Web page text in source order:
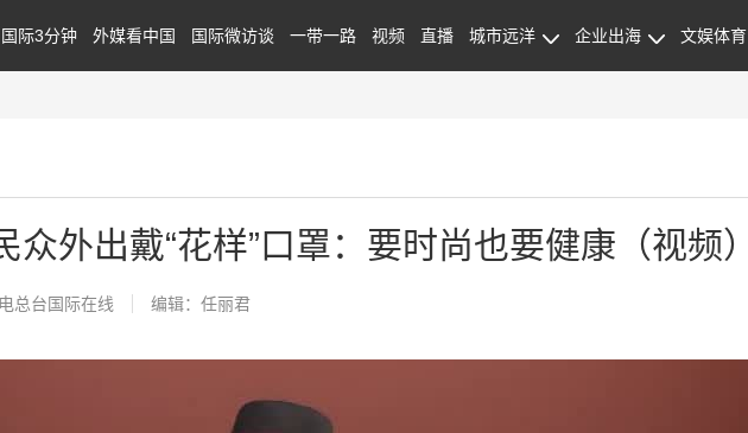
国际3分钟 外媒看中国 国际微访谈 一带一路 视频 直播 城市远洋 企业出海 文娱体育
外出戴“花样”口罩：要时尚也要健康（视频）
总台国际在线 编辑：任丽君